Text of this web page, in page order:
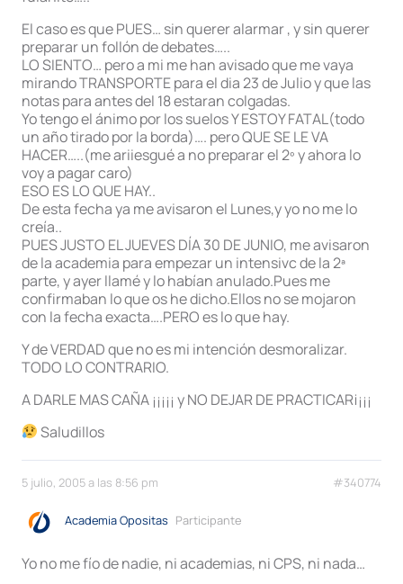
El caso es que PUES… sin querer alarmar , y sin querer
preparar un follón de debates…..
LO SIENTO… pero a mi me han avisado que me vaya
mirando TRANSPORTE para el dia 23 de Julio y que las
notas para antes del 18 estaran colgadas.
Yo tengo el ánimo por los suelos Y ESTOY FATAL(todo
un año tirado por la borda)…. pero QUE SE LE VA
HACER…..(me ariiesgué a no preparar el 2º y ahora lo
voy a pagar caro)
ESO ES LO QUE HAY..
De esta fecha ya me avisaron el Lunes,y yo no me lo
creía..
PUES JUSTO EL JUEVES DÍA 30 DE JUNIO, me avisaron
de la academia para empezar un intensivc de la 2ª
parte, y ayer llamé y lo habían anulado.Pues me
confirmaban lo que os he dicho.Ellos no se mojaron
con la fecha exacta….PERO es lo que hay.
Y de VERDAD que no es mi intención desmoralizar.
TODO LO CONTRARIO.
A DARLE MAS CAÑA ¡¡¡¡¡ y NO DEJAR DE PRACTICAR¡¡¡¡
Saludillos
5 julio, 2005 a las 8:56 pm #340774
Academia Opositas Participante
Yo no me fío de nadie, ni academias, ni CPS, ni nada…